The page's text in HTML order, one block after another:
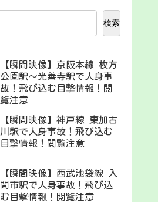
検索
【瞬間映像】京阪本線 枚方
公園駅〜光善寺駅で人身事
故！飛び込む目撃情報！閲
覧注意
【瞬間映像】神戸線 東加古
川駅で人身事故！飛び込む
目撃情報！閲覧注意
【瞬間映像】西武池袋線 入
間市駅で人身事故！飛び込
む目撃情報！閲覧注意